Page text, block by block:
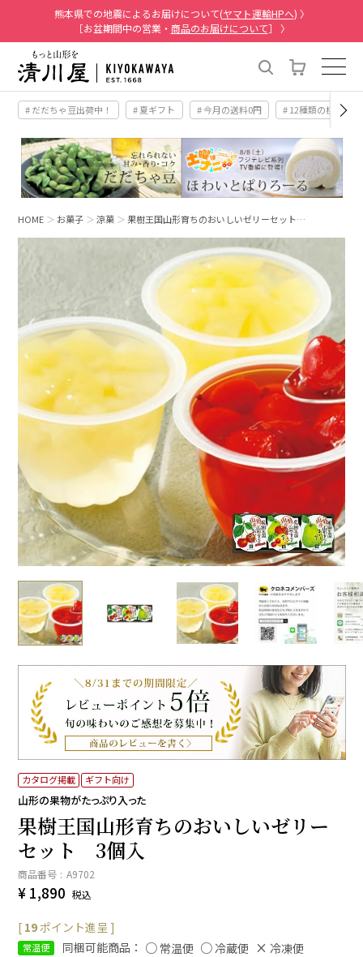
熊本県での地震によるお届けについて(ヤマト運輸HPへ) 〉
［お盆期間中の営業・ 商品のお届けについて］ 〉
# だだちゃ豆出荷中！ # 夏ギフト # 今月の送料0円 # 12種類の桃
HOME お菓子 涼菓 果樹王国山形育ちのおいしいゼリーセット…
カタログ掲載 ギフト向け
山形の果物がたっぷり入った
果樹王国山形育ちのおいしいゼリー
セット 3個入
商品番号 A9702
¥ 1,890 税込
[ 19ポイント進呈 ]
常温便 同梱可能商品： 常温便 冷蔵便 冷凍便